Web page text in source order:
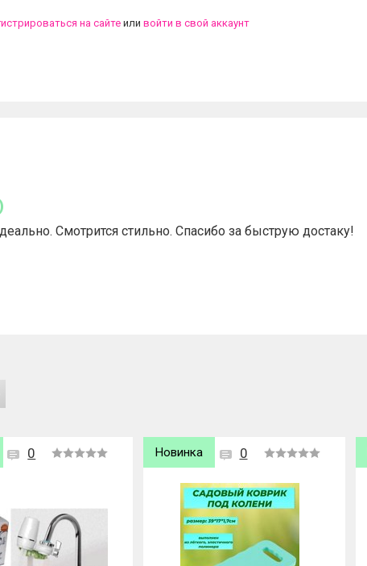
на сайте или войти в свой аккаунт
Смотрится стильно. Спасибо за быструю достаку!
0 0
Новинка